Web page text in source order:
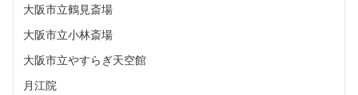
大阪市立鶴見斎場
大阪市立小林斎場
大阪市立やすらぎ天空館
月江院